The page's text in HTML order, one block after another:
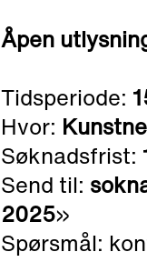
Åpen
Tidsperiode:
Hvor:
Søknadsfrist:
Send til:
2025»
Spørsmål: